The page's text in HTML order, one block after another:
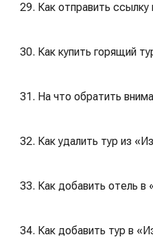
29. Как отправить ссылку
30. Как купить горящий
31. На что обратить
32. Как удалить тур из
33. Как добавить отель в
34. Как добавить тур в